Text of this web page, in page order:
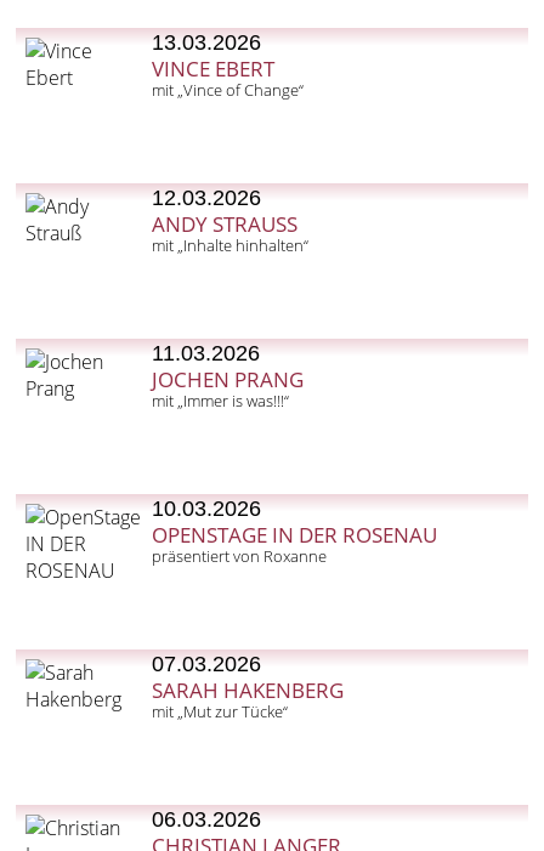
13.03.2026
VINCE EBERT
mit „Vince of Change“
12.03.2026
ANDY STRAUSS
mit „Inhalte hinhalten“
11.03.2026
JOCHEN PRANG
mit „Immer is was!!!“
10.03.2026
OPENSTAGE IN DER ROSENAU
präsentiert von Roxanne
07.03.2026
SARAH HAKENBERG
mit „Mut zur Tücke“
06.03.2026
CHRISTIAN LANGER